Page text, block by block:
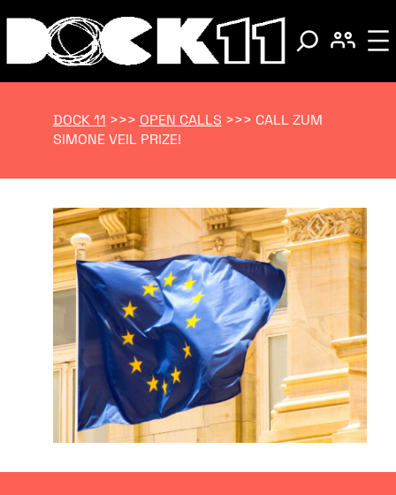
DOCK 11 >>> OPEN CALLS >>> CALL ZUM
SIMONE VEIL PRIZE!